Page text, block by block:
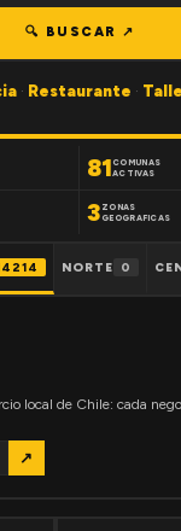
🔍 BUSCAR ↗
· Restaurante ·
81 COMUNAS
ACTIVAS
3 ZONAS
GEOGRAFICAS
NORTE 0
local de Chile: cada
↗